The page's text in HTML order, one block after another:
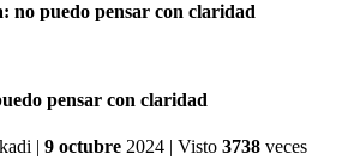
no puedo pensar con claridad
pensar con claridad
| 9 octubre 2024 | Visto 3738 veces